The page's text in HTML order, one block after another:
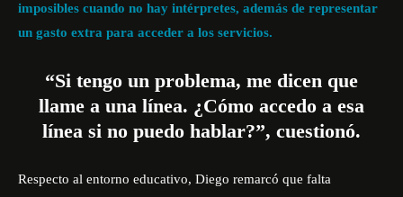
imposibles cuando no hay intérpretes, además de representar
un gasto extra para acceder a los servicios.
“Si tengo un problema, me dicen que
llame a una línea. ¿Cómo accedo a esa
línea si no puedo hablar?”, cuestionó.
Respecto al entorno educativo, Diego remarcó que falta